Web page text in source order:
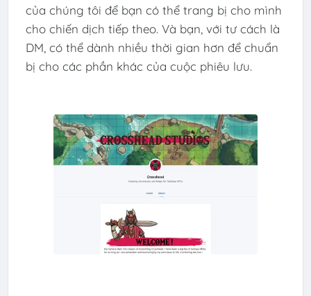
của chúng tôi để bạn có thể trang bị cho mình
cho chiến dịch tiếp theo. Và bạn, với tư cách là
DM, có thể dành nhiều thời gian hơn để chuẩn
bị cho các phần khác của cuộc phiêu lưu.